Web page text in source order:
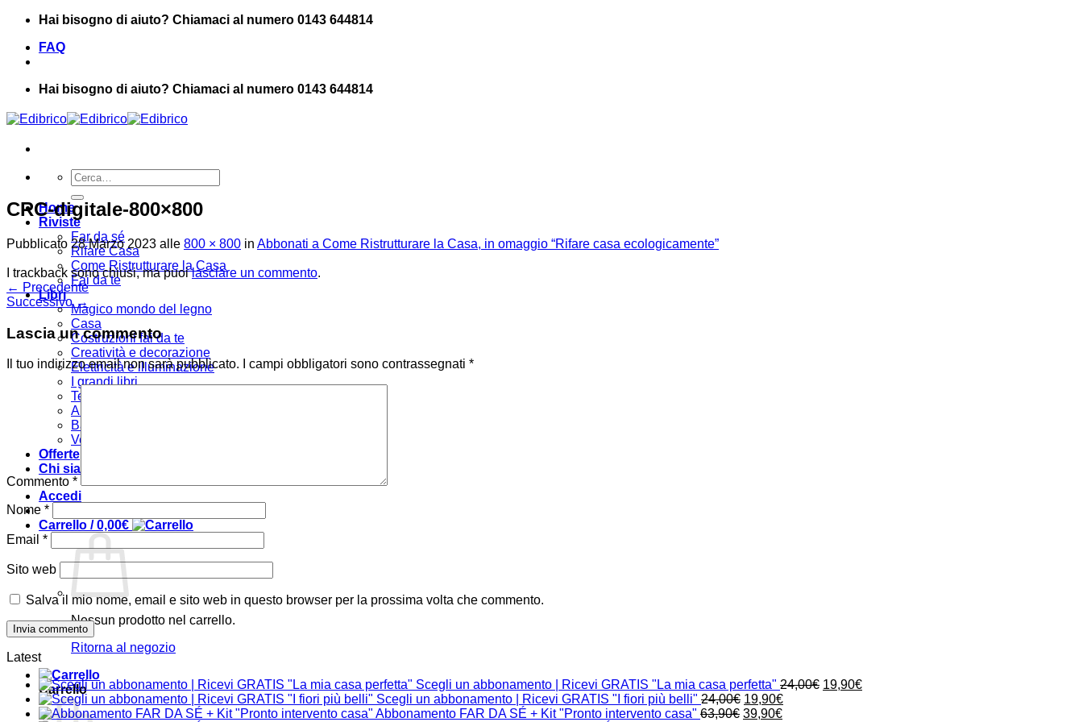
Salta
contenuti
Hai bisogno di aiuto? Chiamaci al numero 0143 644814
FAQ
Hai bisogno di aiuto? Chiamaci al numero 0143 644814
Cerca:
Home
Riviste
Far da sé
Rifare Casa
Come Ristrutturare la Casa
Fai da te
Libri
Magico mondo del legno
Casa
Costruzioni fai da te
Creatività e decorazione
Elettricità e illuminazione
I grandi libri
Tecniche
Arredare
Bambini
Verde e giardino
Offerte
Chi siamo
Accedi
Carrello /0,00€
Nessun prodotto nel carrello.
Ritorna al negozio
Carrello
CRC-digitale-800×800
Pubblicato 28 Marzo 2023 alle 800 × 800 in Abbonati a Come Ristrutturare la Casa, in omaggio “Rifare casa ecologicamente”
I trackback sono chiusi, ma puoilasciare un commento.
← Precedente
Successivo →
Lascia un commento
Il tuo indirizzo email non sarà pubblicato. I campi obbligatori sono contrassegnati *
Commento *
Nome *
Email *
Sito web
Salva il mio nome, email e sito web in questo browser per la prossima volta che commento.
Latest
Scegli un abbonamento | Ricevi GRATIS "La mia casa perfetta" 24,00€ Il
19,90€Il
Scegli un abbonamento | Ricevi GRATIS "I fiori più belli" 24,00€ Il
prezzo
19,90€Il
Abbonamento FAR DA SÉ + Kit "Pronto intervento casa" 63,90€ Il
39,90€Il